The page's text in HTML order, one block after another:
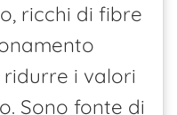
ricchi di fibre
ridurre i valori
Sono fonte di